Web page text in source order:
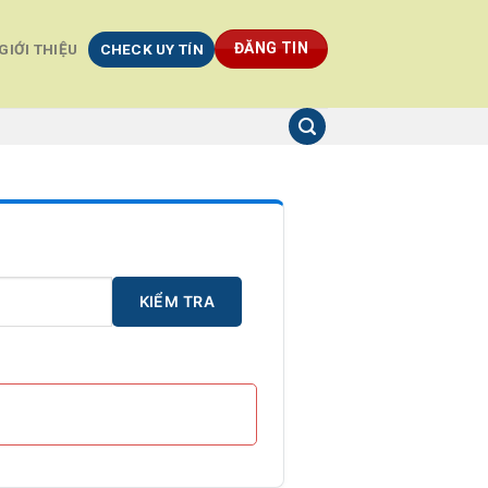
GIỚI THIỆU CHECK UY TÍN ĐĂNG TIN
KIỂM TRA